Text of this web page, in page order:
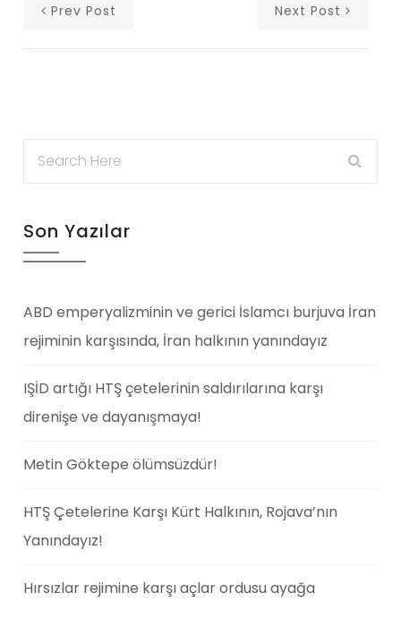
Prev Post Next Post
Son Yazılar
ABD emperyalizminin ve gerici İslamcı burjuva İran
rejiminin karşısında, İran halkının yanındayız
IŞİD artığı HTŞ çetelerinin saldırılarına karşı
direnişe ve dayanışmaya!
Metin Göktepe ölümsüzdür!
HTŞ Çetelerine Karşı Kürt Halkının, Rojava’nın
Yanındayız!
Hırsızlar rejimine karşı açlar ordusu ayağa